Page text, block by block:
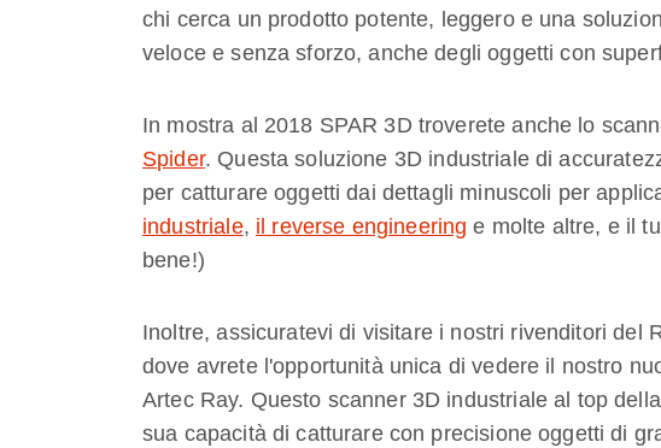
chi cerca un prodotto potente, leggero e una
veloce e senza sforzo, anche degli oggetti con
In mostra al 2018 SPAR 3D troverete anche lo
Spider. Questa soluzione 3D industriale di
per catturare oggetti dai dettagli minuscoli per
industriale, il reverse engineering e molte altre, e il
bene!)
Inoltre, assicuratevi di visitare i nostri rivenditori del
dove avrete l'opportunità unica di vedere il nostro
Artec Ray. Questo scanner 3D industriale al top
sua capacità di catturare con precisione oggetti di